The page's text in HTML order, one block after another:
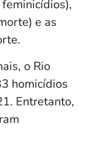
e as
o Rio
homicídios
Entretanto,